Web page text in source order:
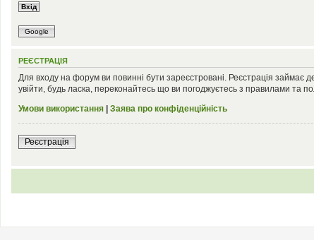
Google
РЕЄСТРАЦІЯ
Для входу на форум ви повинні бути зареєстровані. Реєстрація займає
увійти, будь ласка, переконайтесь що ви погоджуєтесь з правилами та
Умови використання | Заява про конфіденційність
Реєстрація